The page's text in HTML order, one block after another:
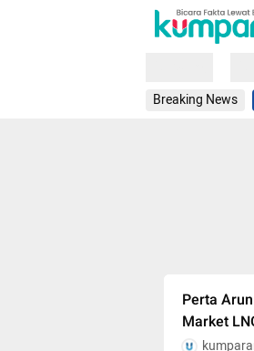
Breaking News
Perta
Market